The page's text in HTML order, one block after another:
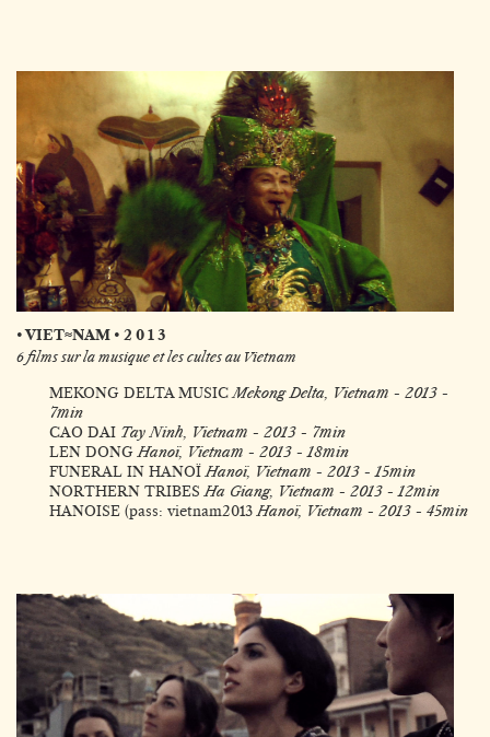
• VIET≈NAM • 2 0 1 3
6 films sur la musique et les cultes au Vietnam
MEKONG DELTA MUSICMekong Delta, Vietnam - 2013 -
7min
CAO DAI Tay Ninh, Vietnam - 2013 - 7min
LEN DONGHanoï, Vietnam - 2013 - 18min
FUNERAL IN HANOÏHanoï, Vietnam - 2013 - 15min
NORTHERN TRIBES Ha Giang, Vietnam - 2013 - 12min
HANOISE (pass: vietnam2013Hanoï, Vietnam - 2013 - 45min